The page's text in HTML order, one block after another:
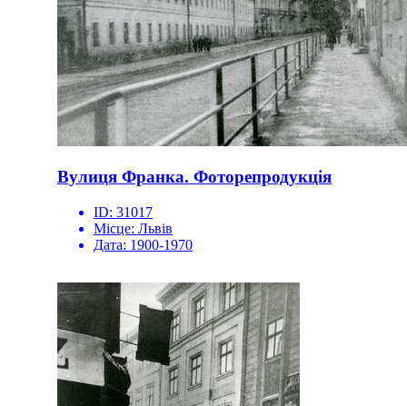
Вулиця Франка. Фоторепродукція
ID: 31017
Місце: Львів
Дата: 1900-1970